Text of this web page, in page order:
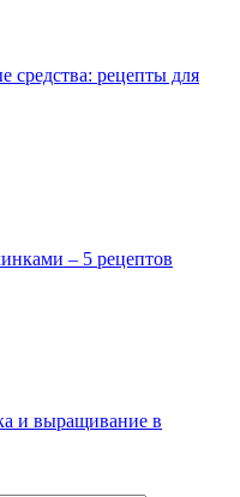
средства: рецепты для
– 5 рецептов
и выращивание в